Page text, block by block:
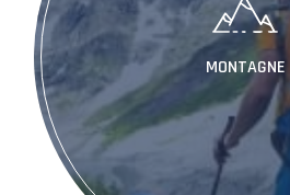
MONTAGNE